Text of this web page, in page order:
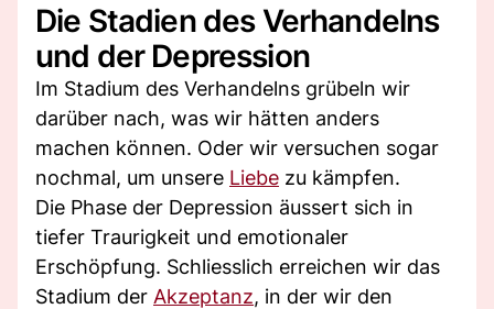
Die Stadien des Verhandelns
und der Depression
Im Stadium des Verhandelns grübeln wir
darüber nach, was wir hätten anders
machen können. Oder wir versuchen sogar
nochmal, um unsere Liebe zu kämpfen.
Die Phase der Depression äussert sich in
tiefer Traurigkeit und emotionaler
Erschöpfung. Schliesslich erreichen wir das
Stadium der Akzeptanz, in der wir den